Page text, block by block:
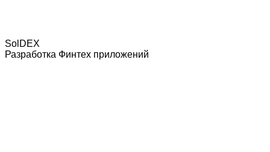
SolDEX
Разработка Финтех приложений